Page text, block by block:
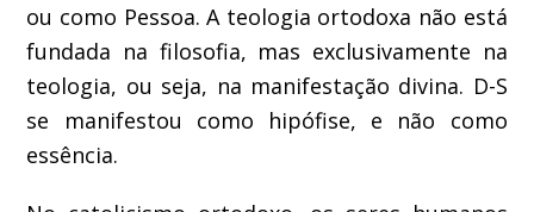
ou como Pessoa. A teologia ortodoxa não está
fundada na filosofia, mas exclusivamente na
teologia, ou seja, na manifestação divina. D-S
se manifestou como hipófise, e não como
essência.